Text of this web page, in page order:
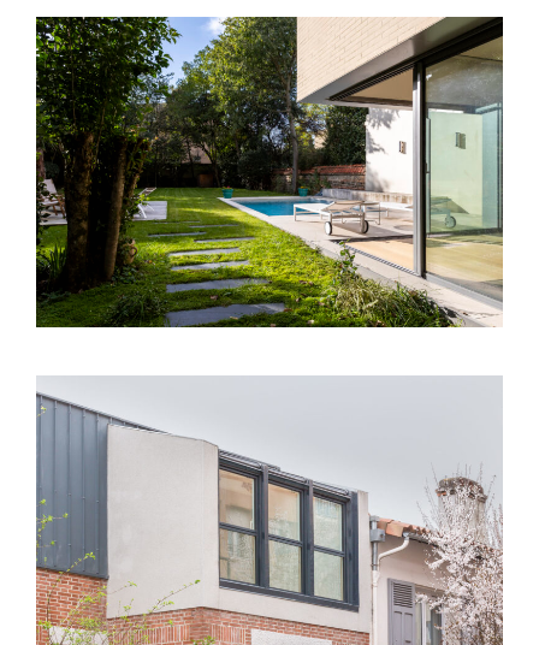
Toulouse (31) – Extension Villa – Avenue
Victor Segoffin
Toulouse (31) – Surélévation S01 – Rue
Bernard Palissy